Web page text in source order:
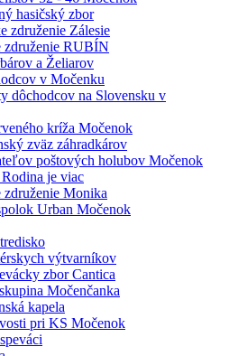
hasičský zbor
združenie Zálesie
združenie RUBÍN
a Želiarov
v Močenku
dôchodcov na Slovensku v
kríža Močenok
zväz záhradkárov
poštových holubov Močenok
je viac
združenie Monika
Urban Močenok
výtvarníkov
zbor Cantica
Močenčanka
kapela
pri KS Močenok